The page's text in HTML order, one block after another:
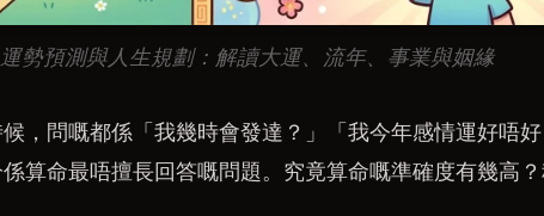
運勢預測與人生規劃：解讀大運、流年、事業與姻緣
，問嘅都係「我幾時會發達？」「我今年感情運好唔
算命最唔擅長回答嘅問題。究竟算命嘅準確度有幾高